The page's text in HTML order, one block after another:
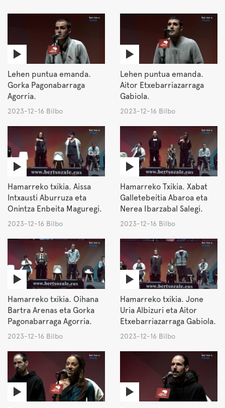
Lehen puntua emanda.
Gorka Pagonabarraga
Agorria.
2023-12-16 Bilbo
Lehen puntua emanda.
Aitor Etxebarriazarraga
Gabiola.
2023-12-16 Bilbo
Hamarreko txikia. Aissa
Intxausti Aburruza eta
Onintza Enbeita Maguregi.
2023-12-16 Bilbo
Hamarreko Txikia. Xabat
Galletebeitia Abaroa eta
Nerea Ibarzabal Salegi.
2023-12-16 Bilbo
Hamarreko txikia. Oihana
Bartra Arenas eta Gorka
Pagonabarraga Agorria.
2023-12-16 Bilbo
Hamarreko txikia. Jone
Uria Albizuri eta Aitor
Etxebarriazarraga Gabiola.
2023-12-16 Bilbo